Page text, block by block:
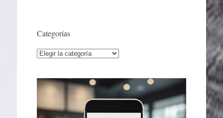
Categorías
Categorías